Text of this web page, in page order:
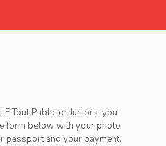
Tout Public or Juniors, you
form below with your photo
passport and your payment.